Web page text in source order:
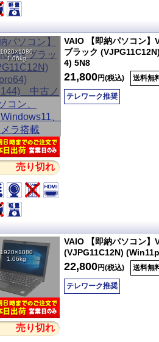
1920×1080
1.06kg
売り切れ
VAIO 【即納パソコン】
ブラック
4) 5N8
21,800円(税込) 送料無
テレワーク推奨
1920×1080
1.06kg
売り切れ
VAIO 【即納パソコン】
(VJPG11C12N)
22,800円(税込) 送料無
テレワーク推奨